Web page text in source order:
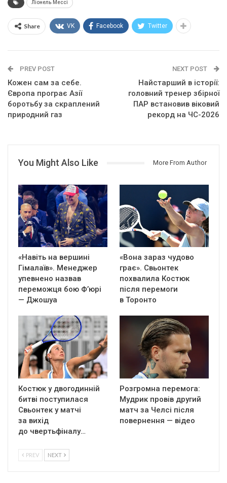
Ліонель Мессі
Share VK Facebook Twitter
PREV POST
Кожен сам за себе.
Європа програє Азії
боротьбу за скраплений
природний газ
NEXT POST
Найстарший в історії:
головний тренер збірної
ПАР встановив віковий
рекорд на ЧС-2026
You Might Also Like More From Author
«Навіть на вершині
Гімалаїв». Менеджер
упевнено назвав
переможця бою Ф’юрі
— Джошуа
«Вона зараз чудово
грає». Свьонтек
похвалила Костюк
після перемоги
в Торонто
Костюк у двогодинній
битві поступилася
Свьонтек у матчі
за вихід
до чвертьфіналу…
Розгромна перемога:
Мудрик провів другий
матч за Челсі після
повернення — відео
PREV NEXT